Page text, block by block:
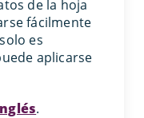
de la hoja
fácilmente
es
aplicarse
.